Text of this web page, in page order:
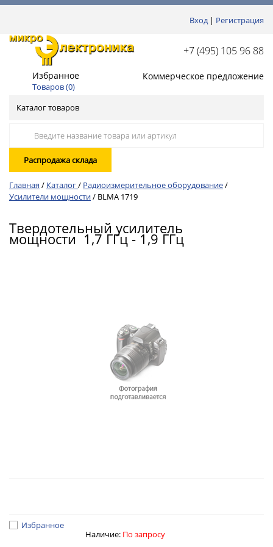
Вход| Регистрация
+7 (495) 105 96 88
Избранное
Товаров (0)
Коммерческое предложение
Каталог товаров
Распродажа склада
Главная / Каталог/ Радиоизмерительное оборудование/
Усилители мощности/ BLMA 1719
Твердотельный усилитель
мощности 1,7 ГГц - 1,9 ГГц
Избранное
Наличие: По запросу